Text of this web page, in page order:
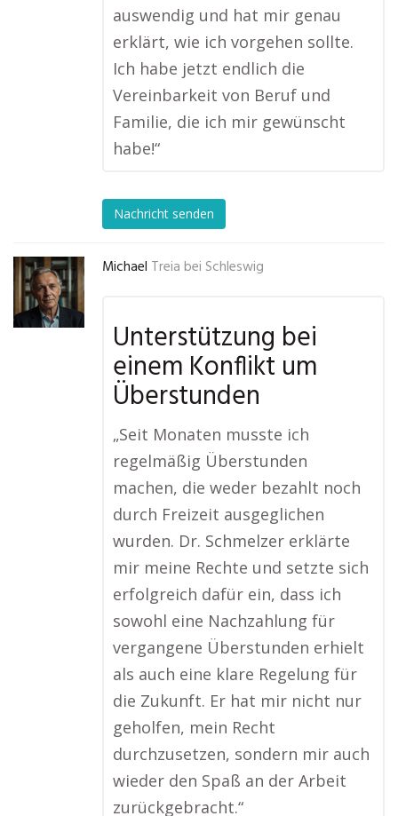
auswendig und hat mir genau
erklärt, wie ich vorgehen sollte.
Ich habe jetzt endlich die
Vereinbarkeit von Beruf und
Familie, die ich mir gewünscht
habe!“
Nachricht senden
Michael Treia bei Schleswig
Unterstützung bei
einem Konflikt um
Überstunden
„Seit Monaten musste ich
regelmäßig Überstunden
machen, die weder bezahlt noch
durch Freizeit ausgeglichen
wurden. Dr. Schmelzer erklärte
mir meine Rechte und setzte sich
erfolgreich dafür ein, dass ich
sowohl eine Nachzahlung für
vergangene Überstunden erhielt
als auch eine klare Regelung für
die Zukunft. Er hat mir nicht nur
geholfen, mein Recht
durchzusetzen, sondern mir auch
wieder den Spaß an der Arbeit
zurückgebracht.“